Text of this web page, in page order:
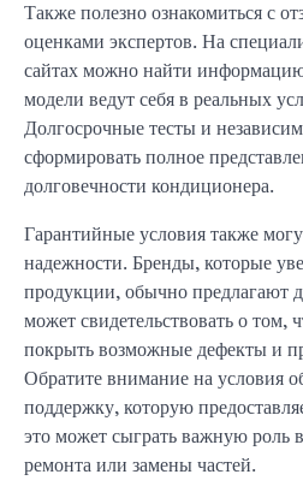
Также полезно ознакомиться с
оценками экспертов. На
сайтах можно найти
модели ведут себя в реальных
Долгосрочные тесты и
сформировать полное
долговечности кондиционера.
Гарантийные условия также
надежности. Бренды, которые
продукции, обычно предлагают
может свидетельствовать о том,
покрыть возможные дефекты и
Обратите внимание на условия
поддержку, которую
это может сыграть важную роль
ремонта или замены частей.